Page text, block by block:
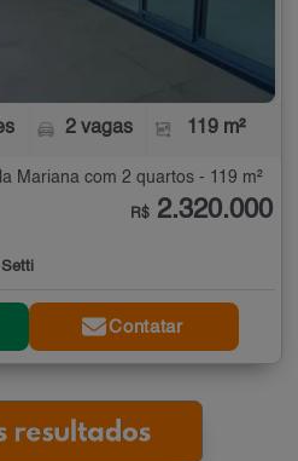
2 vagas 119 m²
Mariana com 2 quartos - 119 m²
R$ 2.320.000
Contatar